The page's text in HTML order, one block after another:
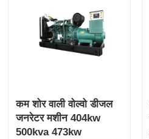
कम शोर वाली वोल्वो डीजल
जनरेटर मशीन 404kw
500kva 473kw